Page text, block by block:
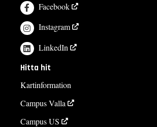
Facebook
Instagram
LinkedIn
Hitta hit
Kartinformation
Campus Valla
Campus US